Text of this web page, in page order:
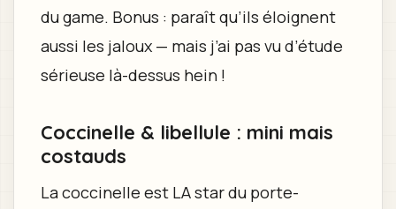
du game. Bonus : paraît qu’ils éloignent
aussi les jaloux — mais j’ai pas vu d’étude
sérieuse là-dessus hein !
Coccinelle & libellule : mini mais
costauds
La coccinelle est LA star du porte-